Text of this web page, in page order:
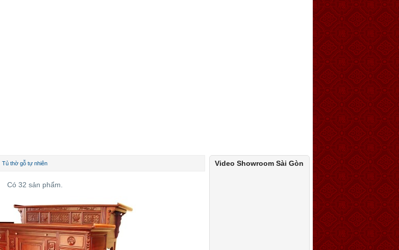
Tủ thờ gỗ tự nhiên
Có 32 sản phẩm.
Video Showroom Sài Gòn